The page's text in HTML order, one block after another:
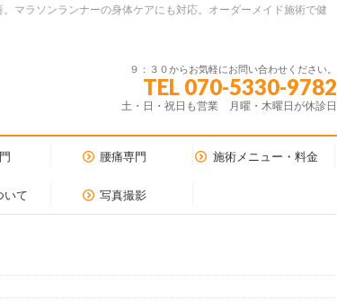
マラソンランナーの身体ケアにも対応。オーダーメイド施術で健
９：３０からお気軽にお問い合わせください。
TEL 070-5330-9782
土・日・祝日も営業 月曜・木曜日が休診日
腰痛専門 施術メニュー・料金
いて 写真撮影